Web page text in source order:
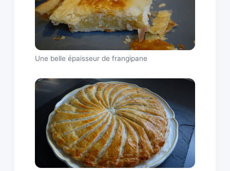
Une belle épaisseur de frangipane